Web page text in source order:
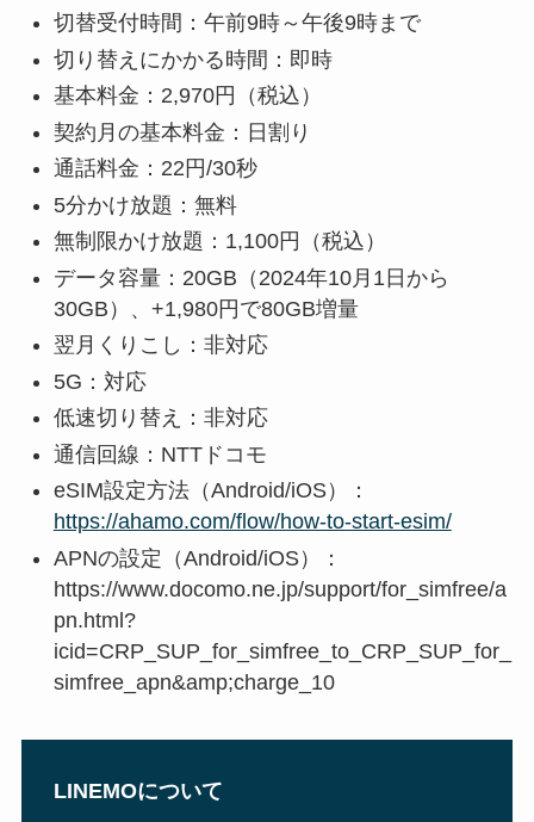
切替受付時間：午前9時～午後9時まで
切り替えにかかる時間：即時
基本料金：2,970円（税込）
契約月の基本料金：日割り
通話料金：22円/30秒
5分かけ放題：無料
無制限かけ放題：1,100円（税込）
データ容量：20GB（2024年10月1日から
30GB）、+1,980円で80GB増量
翌月くりこし：非対応
5G：対応
低速切り替え：非対応
通信回線：NTTドコモ
eSIM設定方法（Android/iOS）：
https://ahamo.com/flow/how-to-start-esim/
APNの設定（Android/iOS）：
https://www.docomo.ne.jp/support/for_simfree/a
pn.html?
icid=CRP_SUP_for_simfree_to_CRP_SUP_for_
simfree_apn&amp;charge_10
LINEMOについて